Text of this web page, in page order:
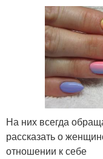
На них всегда
рассказать о
отношении к себе